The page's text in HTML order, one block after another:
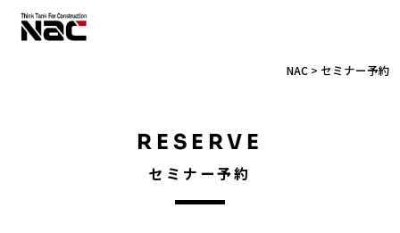
NAC> セミナー予約
RESERVE
セミナー予約